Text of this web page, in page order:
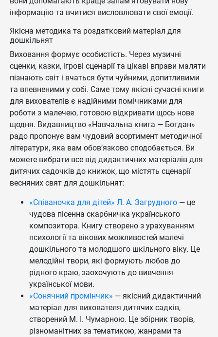
інформацію та вчитися висловлювати свої емоції.
Якісна методика та роздатковий матеріал для
дошкільнят
Виховання формує особистість. Через музичні
сценки, казки, ігрові сценарії та цікаві вправи маляти
пізнають світ і вчаться бути чуйними, допитливими
та впевненими у собі. Саме тому якісні сучасні книги
для вихователів є надійними помічниками для
роботи з малечею, готовою відкривати щось нове
щодня. Видавництво «Навчальна книга — Богдан»
радо пропонує вам чудовий асортимент методичної
літератури, яка вам обов’язково сподобається. Ви
можете вибрати все від дидактичних матеріалів для
дитячих садочків до книжок, що містять сценарії
весняних свят для дошкільнят:
«Співаночка для дітей» Л. А. Загрудного — це
чудова пісенна скарбничка українського
композитора. Книгу створено з урахуванням
психології та вікових можливостей малечі
дошкільного та молодшого шкільного віку. Це
мелодійні твори, які формують любов до
рідного краю, заохочують до вивчення
української мови.
«Сонячний промінчик» — якісний дидактичний
матеріал для вихователя дитячих садків,
створений М. І. Чумарною. Це збірник творів,
різноманітних за тематикою, жанрами та